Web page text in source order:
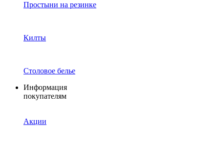
Простыни на резинке
Килты
Столовое белье
Информация
покупателям
Акции